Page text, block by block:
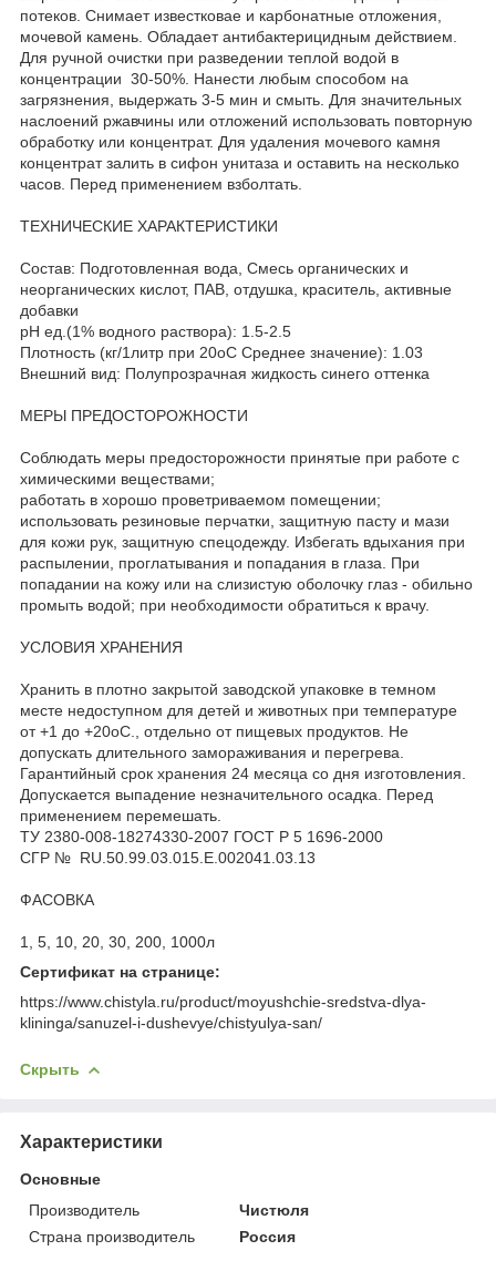
потеков. Снимает известковае и карбонатные отложения,
мочевой камень. Обладает антибактерицидным действием.
Для ручной очистки при разведении теплой водой в
концентрации 30-50%. Нанести любым способом на
загрязнения, выдержать 3-5 мин и смыть. Для значительных
наслоений ржавчины или отложений использовать повторную
обработку или концентрат. Для удаления мочевого камня
концентрат залить в сифон унитаза и оставить на несколько
часов. Перед применением взболтать.
ТЕХНИЧЕСКИЕ ХАРАКТЕРИСТИКИ
Состав: Подготовленная вода, Смесь органических и
неорганических кислот, ПАВ, отдушка, краситель, активные
добавки
рН ед.(1% водного раствора): 1.5-2.5
Плотность (кг/1литр при 20оС Среднее значение): 1.03
Внешний вид: Полупрозрачная жидкость синего оттенка
МЕРЫ ПРЕДОСТОРОЖНОСТИ
Соблюдать меры предосторожности принятые при работе с
химическими веществами;
работать в хорошо проветриваемом помещении;
использовать резиновые перчатки, защитную пасту и мази
для кожи рук, защитную спецодежду. Избегать вдыхания при
распылении, проглатывания и попадания в глаза. При
попадании на кожу или на слизистую оболочку глаз - обильно
промыть водой; при необходимости обратиться к врачу.
УСЛОВИЯ ХРАНЕНИЯ
Хранить в плотно закрытой заводской упаковке в темном
месте недоступном для детей и животных при температуре
от +1 до +20оС., отдельно от пищевых продуктов. Не
допускать длительного замораживания и перегрева.
Гарантийный срок хранения 24 месяца со дня изготовления.
Допускается выпадение незначительного осадка. Перед
применением перемешать.
ТУ 2380-008-18274330-2007 ГОСТ Р 5 1696-2000
СГР № RU.50.99.03.015.E.002041.03.13
ФАСОВКА
1, 5, 10, 20, 30, 200, 1000л
Сертификат на странице:
https://www.chistyla.ru/product/moyushchie-sredstva-dlya-
klininga/sanuzel-i-dushevye/chistyulya-san/
Скрыть
Характеристики
Основные
Производитель
Чистюля
Страна производитель
Россия